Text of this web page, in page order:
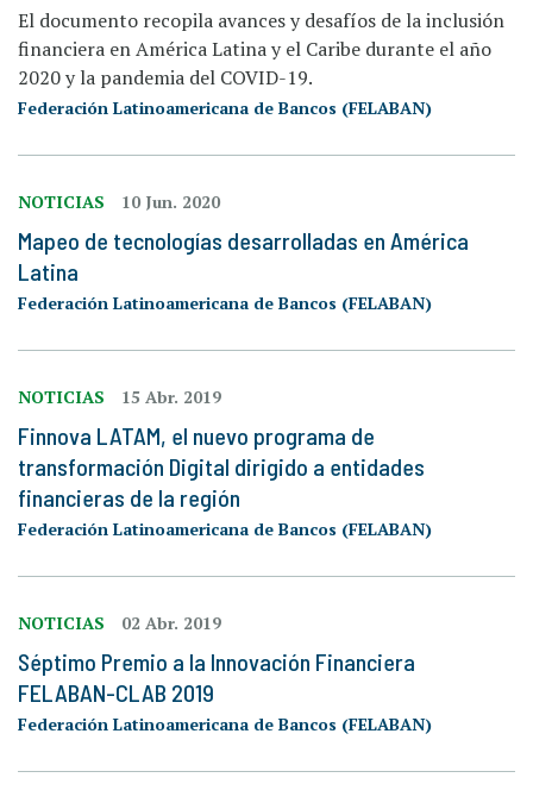
El documento recopila avances y desafíos de la inclusión
financiera en América Latina y el Caribe durante el año
2020 y la pandemia del COVID-19.
Federación Latinoamericana de Bancos (FELABAN)
NOTICIAS 10 Jun. 2020
Mapeo de tecnologías desarrolladas en América
Latina
Federación Latinoamericana de Bancos (FELABAN)
NOTICIAS 15 Abr. 2019
Finnova LATAM, el nuevo programa de
transformación Digital dirigido a entidades
financieras de la región
Federación Latinoamericana de Bancos (FELABAN)
NOTICIAS 02 Abr. 2019
Séptimo Premio a la Innovación Financiera
FELABAN-CLAB 2019
Federación Latinoamericana de Bancos (FELABAN)